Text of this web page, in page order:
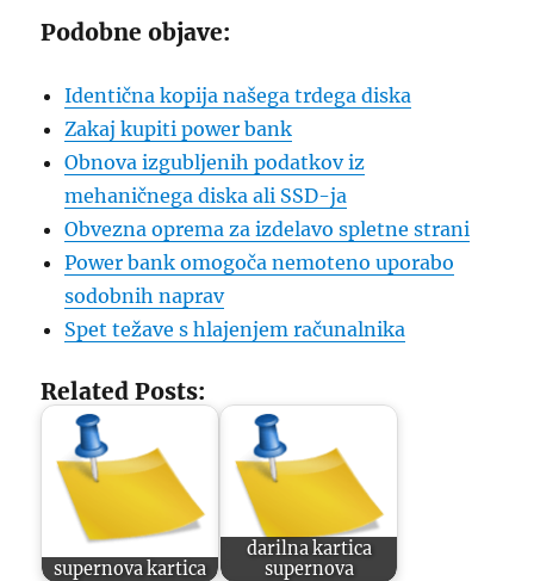
Podobne objave:
Identična kopija našega trdega diska
Zakaj kupiti power bank
Obnova izgubljenih podatkov iz
mehaničnega diska ali SSD-ja
Obvezna oprema za izdelavo spletne strani
Power bank omogoča nemoteno uporabo
sodobnih naprav
Spet težave s hlajenjem računalnika
Related Posts:
supernova kartica
darilna kartica
supernova